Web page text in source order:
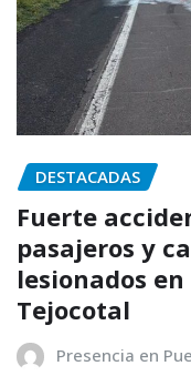
DESTACADAS
Fuerte
pasajeros y
lesionados
Tejocotal
Presencia en